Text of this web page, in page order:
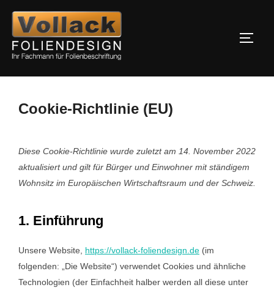
Inhalt
springen
Cookie-Richtlinie (EU)
Diese Cookie-Richtlinie wurde zuletzt am 14. November 2022
aktualisiert und gilt für Bürger und Einwohner mit ständigem
Wohnsitz im Europäischen Wirtschaftsraum und der Schweiz.
1. Einführung
Unsere Website, https://vollack-foliendesign.de (im
folgenden: „Die Website“) verwendet Cookies und ähnliche
Technologien (der Einfachheit halber werden all diese unter